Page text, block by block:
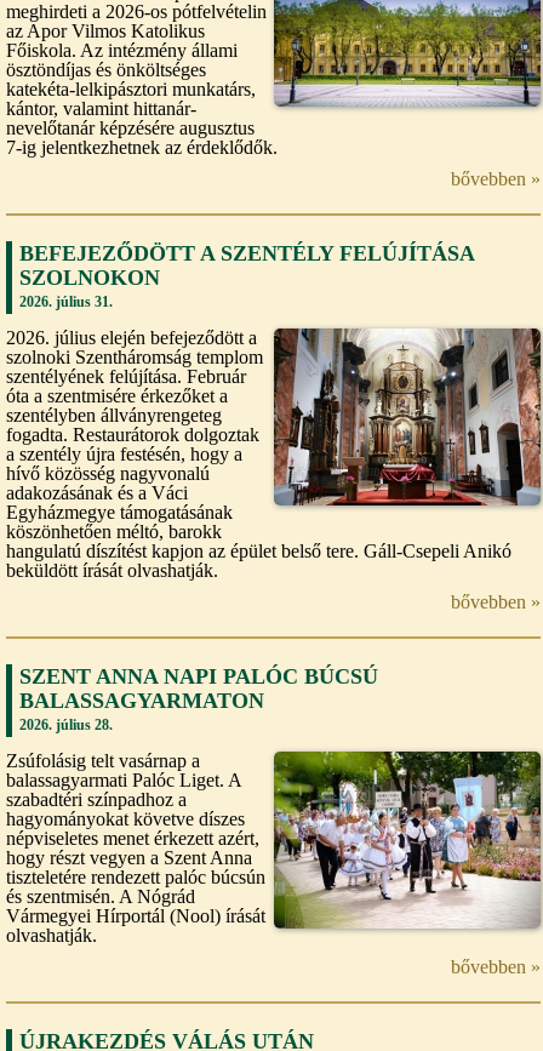
meghirdeti a 2026-os pótfelvételin
az Apor Vilmos Katolikus
Főiskola. Az intézmény állami
ösztöndíjas és önköltséges
katekéta-lelkipásztori munkatárs,
kántor, valamint hittanár-
nevelőtanár képzésére augusztus
7-ig jelentkezhetnek az érdeklődők.
bővebben »
BEFEJEZŐDÖTT A SZENTÉLY FELÚJÍTÁSA
SZOLNOKON
2026. július 31.
2026. július elején befejeződött a
szolnoki Szentháromság templom
szentélyének felújítása. Február
óta a szentmisére érkezőket a
szentélyben állványrengeteg
fogadta. Restaurátorok dolgoztak
a szentély újra festésén, hogy a
hívő közösség nagyvonalú
adakozásának és a Váci
Egyházmegye támogatásának
köszönhetően méltó, barokk
hangulatú díszítést kapjon az épület belső tere. Gáll-Csepeli Anikó
beküldött írását olvashatják.
bővebben »
SZENT ANNA NAPI PALÓC BÚCSÚ
BALASSAGYARMATON
2026. július 28.
Zsúfolásig telt vasárnap a
balassagyarmati Palóc Liget. A
szabadtéri színpadhoz a
hagyományokat követve díszes
népviseletes menet érkezett azért,
hogy részt vegyen a Szent Anna
tiszteletére rendezett palóc búcsún
és szentmisén. A Nógrád
Vármegyei Hírportál (Nool) írását
olvashatják.
bővebben »
ÚJRAKEZDÉS VÁLÁS UTÁN